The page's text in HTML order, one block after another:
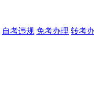
自考违规 免考办理 转考